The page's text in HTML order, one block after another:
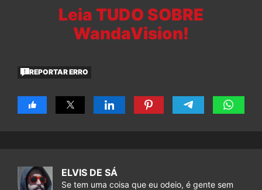
Leia TUDO SOBRE
WandaVision!
REPORTAR ERRO
ELVIS DE SÁ
Se tem uma coisa que eu odeio, é gente sem